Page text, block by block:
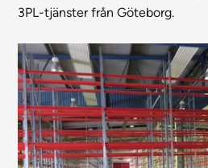
3PL-tjänster från Göteborg.